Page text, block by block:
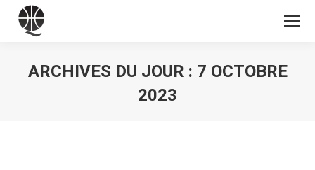
ARCHIVES DU JOUR : 7 OCTOBRE
2023